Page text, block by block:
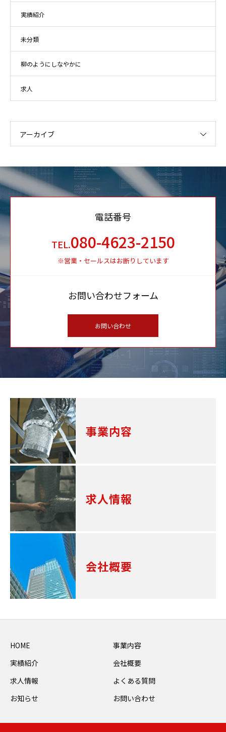
実績紹介
未分類
柳のようにしなやかに
求人
アーカイブ
電話番号
TEL.080-4623-2150
※営業・セールスはお断りしています
お問い合わせフォーム
お問い合わせ
事業内容
求人情報
会社概要
HOME
事業内容
実績紹介
会社概要
求人情報
よくある質問
お知らせ
お問い合わせ